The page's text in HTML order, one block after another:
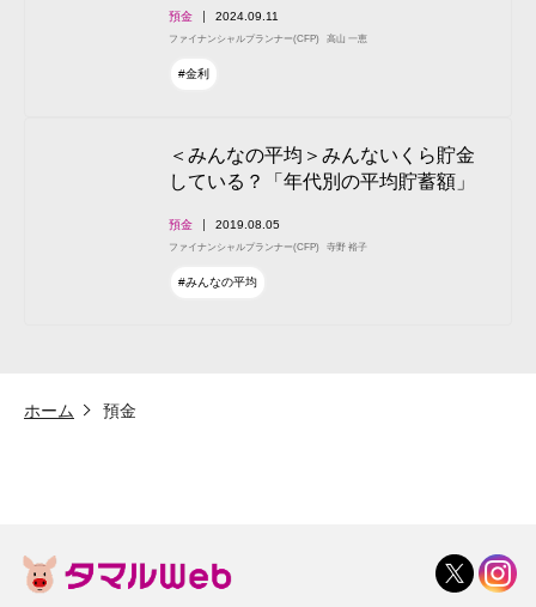
預金 2024.09.11
ファイナンシャルプランナー(CFP) 高山 一恵
#金利
＜みんなの平均＞みんないくら貯金
している？「年代別の平均貯蓄額」
預金 2019.08.05
ファイナンシャルプランナー(CFP) 寺野 裕子
#みんなの平均
ホーム 預金